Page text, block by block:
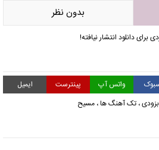
بدون نظر
برای دانلود انتشار نیافته!
واتس آپ پینترست
ایمیل
بزودی، تک آهنگ ها، مسیح